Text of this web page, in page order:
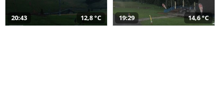
20:43 12,8 °C 19:29 14,6 °C